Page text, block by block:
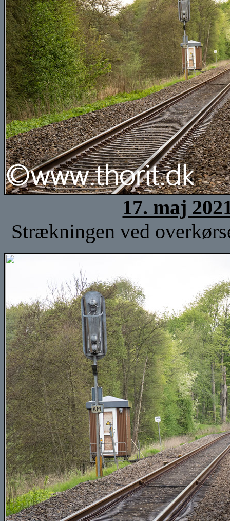
17. maj
Strækningen ved